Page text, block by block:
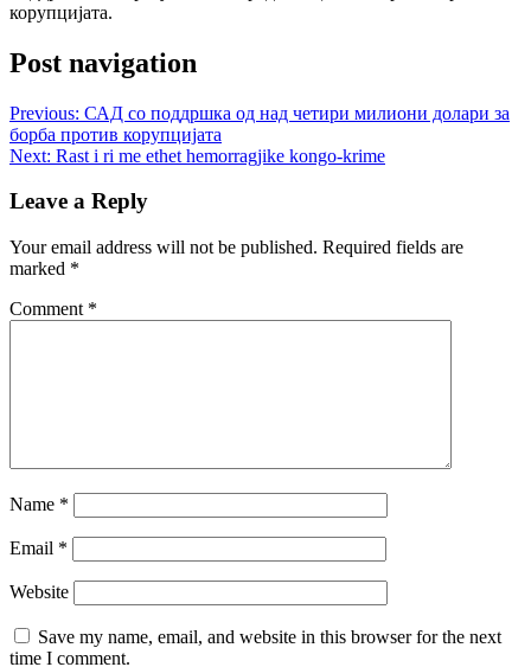
корупцијата.
Post navigation
Previous: САД со поддршка од над четири милиони долари за
борба против корупцијата
Next: Rast i ri me ethet hemorragjike kongo-krime
Leave a Reply
Your email address will not be published. Required fields are
marked *
Comment *
Name *
Email *
Website
Save my name, email, and website in this browser for the next
time I comment.